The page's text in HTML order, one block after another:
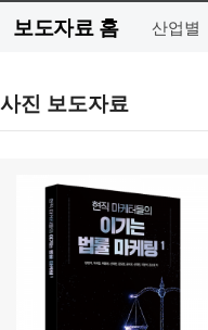
보도자료 홈 산업별
사진 보도자료